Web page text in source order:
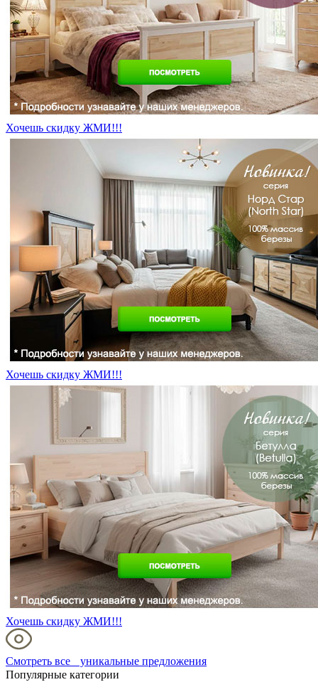
Хочешь скидку ЖМИ!!!
Хочешь скидку ЖМИ!!!
Хочешь скидку ЖМИ!!!
Смотреть все уникальные предложения
Популярные категории